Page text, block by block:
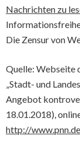
Nachrichten zu
Die Zensur von
Quelle: Webseite
„Stadt- und
Angebot
18.01.2018),
http://